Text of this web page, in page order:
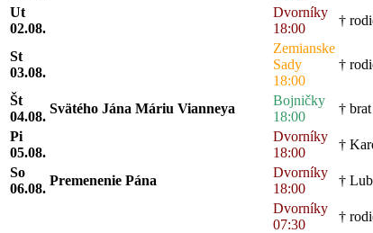
Ut
02.08.
Dvorníky
18:00
†
St
03.08.
Zemianske
Sady
18:00
†
Št
04.08.
Svätého Jána Máriu Vianneya
Bojničky
18:00
†
Pi
05.08.
Dvorníky
18:00
†
So
06.08.
Premenenie Pána
Dvorníky
18:00
†
Dvorníky
07:30
†